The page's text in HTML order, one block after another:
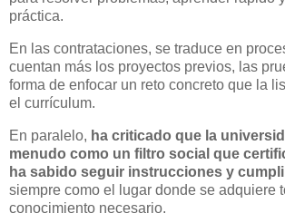
práctica.
En las contrataciones, se traduce en
cuentan más los proyectos previos, las
forma de enfocar un reto concreto que la
el currículum.
En paralelo, ha criticado que la
menudo como un filtro social que
ha sabido seguir instrucciones y
siempre como el lugar donde se adquiere
conocimiento necesario.